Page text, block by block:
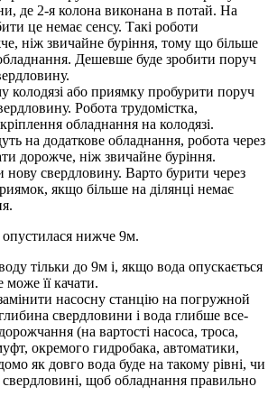
де 2-я колона виконана в потай. На
це немає сенсу. Такі роботи
ніж звичайне буріння, тому що більше
Дешевше буде зробити поруч
або приямку пробурити поруч
Робота трудомістка,
обладнання на колодязі.
на додаткове обладнання, робота через
дорожче, ніж звичайне буріння.
свердловину. Варто бурити через
якщо більше на ділянці немає
нижче 9м.
тільки до 9м і, якщо вода опускається
її качати.
насосну станцію на погружной
свердловини і вода глибше все-
(на вартості насоса, троса,
окремого гидробака, автоматики,
як довго вода буде на такому рівні, чи
свердловині, щоб обладнання правильно